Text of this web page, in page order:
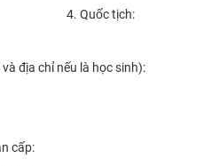
Quốc tịch:
địa chỉ nếu là học sinh):
cấp: